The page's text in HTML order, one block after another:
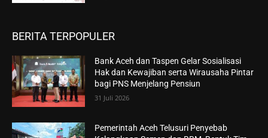
BERITA TERPOPULER
Bank Aceh dan Taspen Gelar Sosialisasi
Hak dan Kewajiban serta Wirausaha Pintar
bagi PNS Menjelang Pensiun
31 Juli 2026
Pemerintah Aceh Telusuri Penyebab